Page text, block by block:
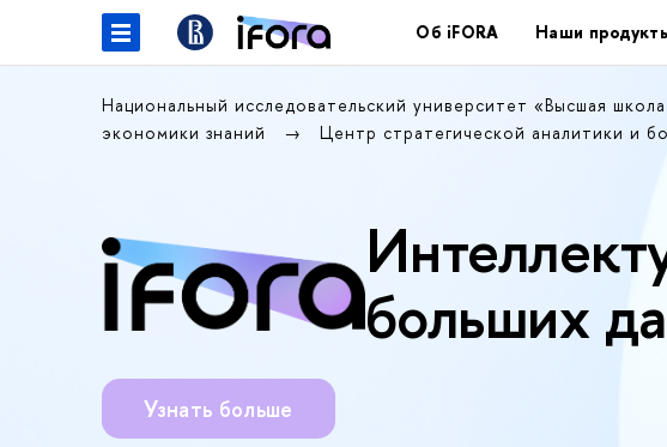
Об iFORA Наши
Национальный исследовательский университет «Высшая
экономики знаний
Центр стратегической аналитики и
больших
Узнать больше